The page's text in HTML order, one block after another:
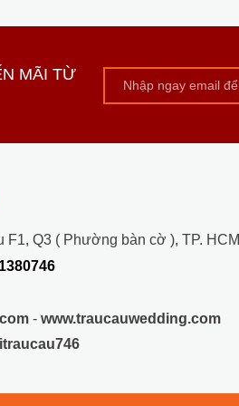
MÃI TỪ
Q3 ( Phường bàn cờ ), TP. HCM
- www.traucauwedding.com